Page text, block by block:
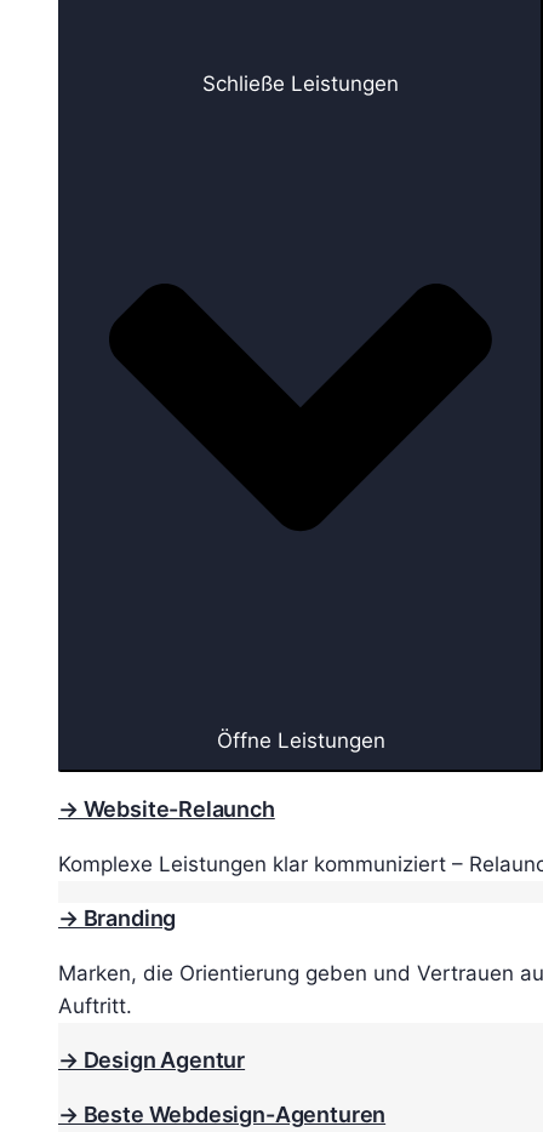
Schließe Leistungen
Öffne Leistungen
→ Website-Relaunch
Komplexe Leistungen klar kommuniziert –
→ Branding
Marken, die Orientierung geben und Vertrauen
Auftritt.
→ Design Agentur
→ Beste Webdesign-Agenturen